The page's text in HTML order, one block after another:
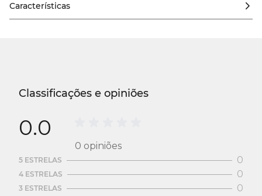
Características
Classificações e opiniões
0.0
0 opiniões
5 ESTRELAS 0
4 ESTRELAS 0
3 ESTRELAS 0